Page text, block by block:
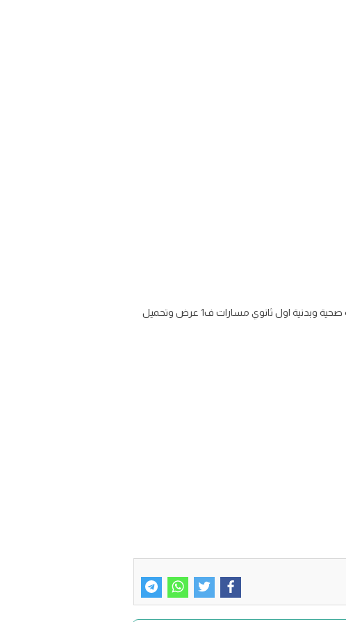
كتاب دليل المعلم التربية الصحية والبدنية 1 للصف الاول الثانوي نظام المسارات الفصل الاول 1447 تحميل منهج تربية صحية وبدنية اول ثانوي مسارات ف1 عرض وتحميل